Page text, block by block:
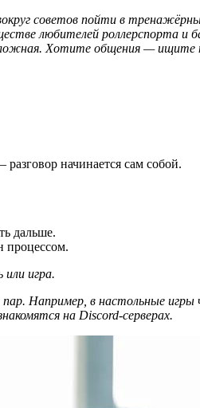
советов пойти в
любителей роллерспорта и
Хотите общения —
начинается сам собой.
дальше.
процессом.
игра.
Например, в настольные
на Discord-серверах.